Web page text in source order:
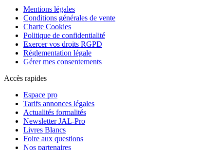
Mentions légales
Conditions générales de vente
Charte Cookies
Politique de confidentialité
Exercer vos droits RGPD
Réglementation légale
Gérer mes consentements
Accès rapides
Espace pro
Tarifs annonces légales
Actualités formalités
Newsletter JAL-Pro
Livres Blancs
Foire aux questions
Nos partenaires